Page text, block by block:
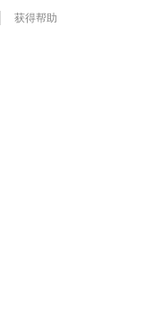
获得帮助